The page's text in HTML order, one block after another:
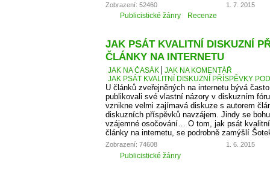
Zobrazení: 52460 1. 7. 2015
Publicistické žánry Recenze
JAK PSÁT KVALITNÍ DISKUZNÍ
ČLÁNKY NA INTERNETU
JAK NA ČASÁK
JAK NA KOMENTÁŘ
JAK PSÁT KVALITNÍ DISKUZNÍ PŘÍSPĚVKY
U článků zveřejněných na internetu bývá
publikovali své vlastní názory v diskuzním
vznikne velmi zajímavá diskuze s autorem
diskuzních příspěvků navzájem. Jindy se
vzájemné osočování… O tom, jak psát
články na internetu, se podrobně zamýšlí
Zobrazení: 74608 1. 6. 2015
Publicistické žánry